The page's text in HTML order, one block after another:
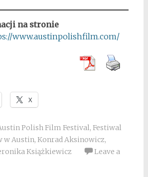
na stronie
www.austinpolishfilm.com/
X
Polish Film Festival, Festiwal
w Austin, Konrad Aksinowicz,
Książkiewicz
Leave a